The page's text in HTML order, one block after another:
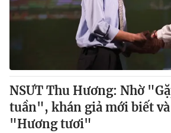
Tin tức
Thế giới đó đây
Câu chuyện quốc tế
Kinh tế
Thị trường
Góc doanh nghiệp
Dữ liệu và đời sống
Truyền hình
Phim VTV
Giải trí
NSƯT Thu Hương: Nhờ
tuần", khán giả mới biết và
"Hương tươi"